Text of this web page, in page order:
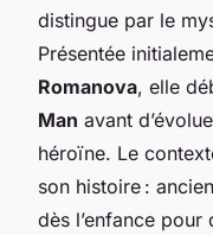
distingue par le
Présentée
Romanova, elle
Man avant
héroïne. Le
son histoire :
dès l’enfance